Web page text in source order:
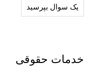
یک سوال بپرسید
خدمات حقوقی